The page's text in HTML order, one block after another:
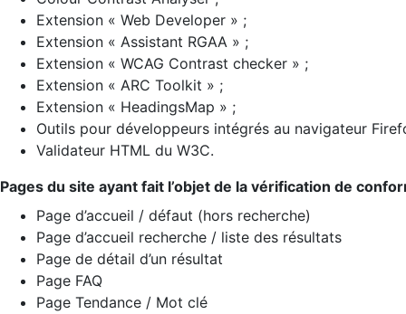
Extension « Web Developer » ;
Extension « Assistant RGAA » ;
Extension « WCAG Contrast checker » ;
Extension « ARC Toolkit » ;
Extension « HeadingsMap » ;
Outils pour développeurs intégrés au navigateur
Validateur HTML du W3C.
Pages du site ayant fait l’objet de la vérification de
Page d’accueil / défaut (hors recherche)
Page d’accueil recherche / liste des résultats
Page de détail d’un résultat
Page FAQ
Page Tendance / Mot clé